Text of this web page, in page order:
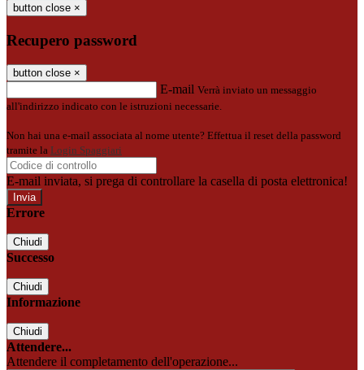
button close ×
Recupero password
button close ×
E-mail Verrà inviato un messaggio
all'indirizzo indicato con le istruzioni necessarie.
Non hai una e-mail associata al nome utente? Effettua il reset della password
tramite la Login Spaggiari
E-mail inviata, si prega di controllare la casella di posta elettronica!
Errore
Chiudi
Successo
Chiudi
Informazione
Chiudi
Attendere...
Attendere il completamento dell'operazione...